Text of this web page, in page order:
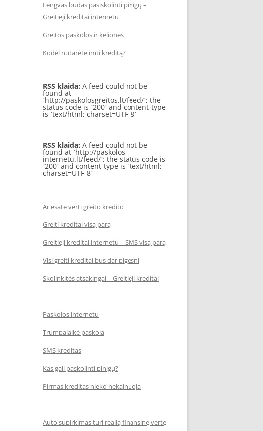
Lengvas būdas pasiskolinti pinigų –
Greitieji kreditai internetu
Greitos paskolos ir kelionės
Kodėl nutarėte imti kreditą?
RSS klaida: A feed could not be
found at
`http://paskolosgreitos.lt/feed/`; the
status code is `200` and content-type
is `text/html; charset=UTF-8`
RSS klaida: A feed could not be
found at `http://paskolos-
internetu.lt/feed/`; the status code is
`200` and content-type is `text/html;
charset=UTF-8`
Ar esate verti greito kredito
Greiti kreditai visą parą
Greitieji kreditai internetu – SMS visą parą
Visi greiti kreditai bus dar pigesni
Skolinkitės atsakingai – Greitieji kreditai
Paskolos internetu
Trumpalaikė paskola
SMS kreditas
Kas gali paskolinti pinigų?
Pirmas kreditas nieko nekainuoja
Auto supirkimas turi realią finansinę vertę